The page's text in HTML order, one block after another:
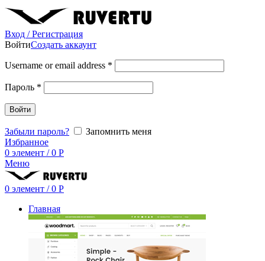
Вход / Регистрация
ВойтиСоздать аккаунт
Username or email address *
Пароль *
Войти
Забыли пароль?
Запомнить меня
Избранное
0 элемент / 0 Р
Меню
0 элемент / 0 Р
Главная